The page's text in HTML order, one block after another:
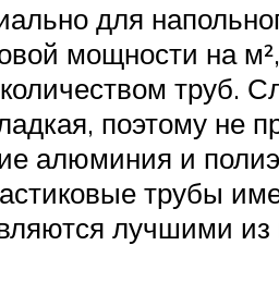
для
мощности на
труб.
поэтому не
алюминия и
трубы
лучшими из